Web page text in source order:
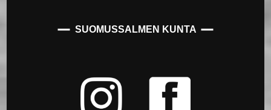
SUOMUSSALMEN KUNTA